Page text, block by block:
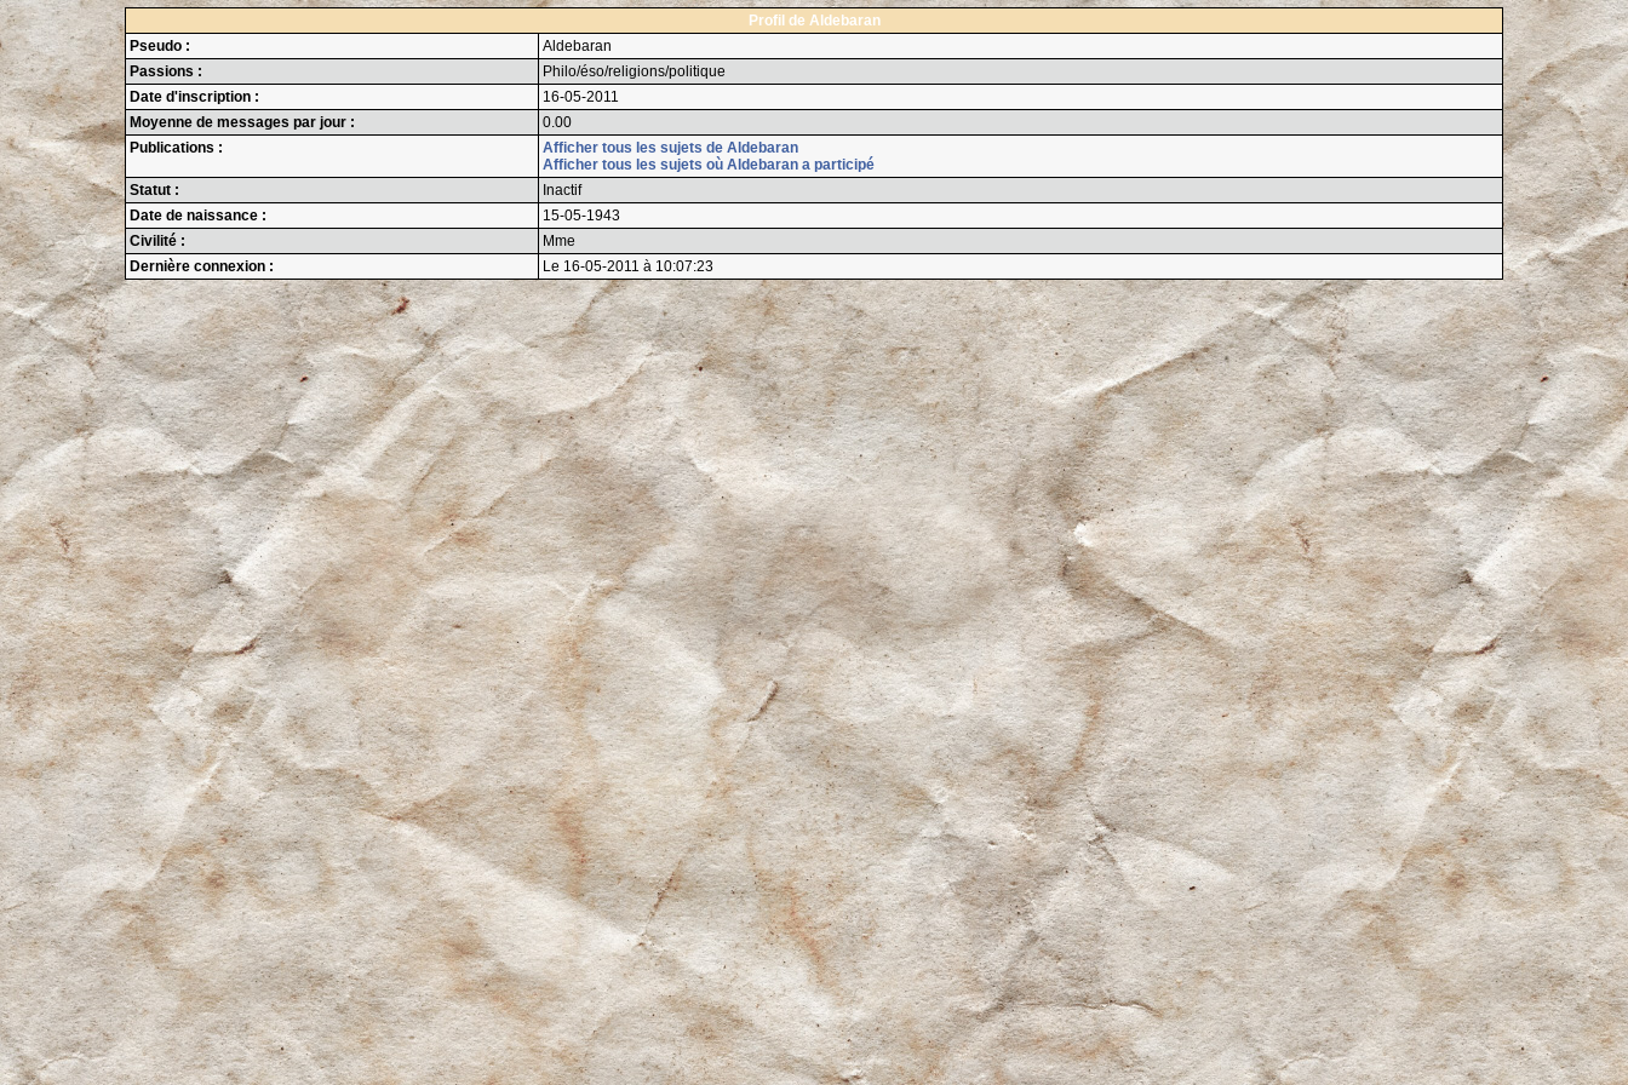
Profil de Aldebaran
Pseudo :
Aldebaran
Passions :
Philo/éso/religions/politique
Date d'inscription :
16-05-2011
Moyenne de messages par jour :
0.00
Publications :
Afficher tous les sujets de Aldebaran
Afficher tous les sujets où Aldebaran a participé
Statut :
Inactif
Date de naissance :
15-05-1943
Civilité :
Mme
Dernière connexion :
Le 16-05-2011 à 10:07:23